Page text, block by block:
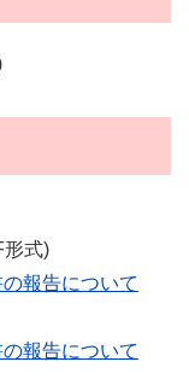
形式)
報告について
報告について